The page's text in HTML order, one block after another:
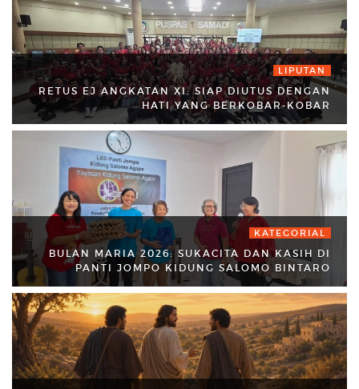
LIPUTAN
RETUS EJ ANGKATAN XI: SIAP DIUTUS DENGAN
HATI YANG BERKOBAR-KOBAR
KATEGORIAL
BULAN MARIA 2026: SUKACITA DAN KASIH DI
PANTI JOMPO KIDUNG SALOMO BINTARO